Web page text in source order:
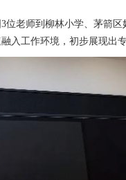
3位老师到 柳林小学、茅箭区
入工作环境，初步展现出